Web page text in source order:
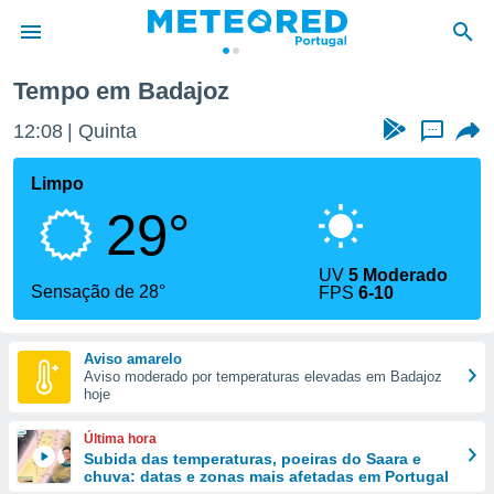
da
foi
fornecidas
a este
das
e
forma
digital
Tempo em Badajoz
12:08 Quinta ...
Limpo
29°
Sensação de 28°
UV5 Moderado
FPS6-10
Aviso amarelo
Aviso moderado por temperaturas elevadas em Badajoz
hoje
Última hora
Subida das temperaturas, poeiras do Saara e
chuva: datas e zonas mais afetadas em Portugal